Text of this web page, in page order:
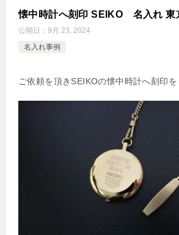
懐中時計へ刻印 SEIKO 名入れ 東
公開日： 9月 23, 2024
名入れ事例
ご依頼を頂きSEIKOの懐中時計へ刻印を